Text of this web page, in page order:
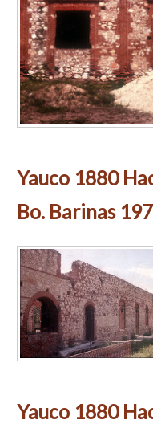
Yauco 1880
Bo. Barinas
Yauco 1880